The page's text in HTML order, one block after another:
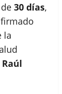
30 días,
la